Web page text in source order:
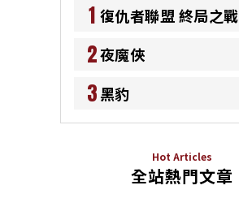
1 復仇者聯盟 終局之戰
2夜魔俠
3黑豹
Hot Articles
全站熱門文章